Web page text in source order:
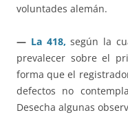
voluntades alemán.
— La 418, según la
prevalecer sobre el
forma que el
defectos no
Desecha algunas